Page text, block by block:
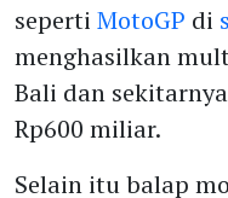
seperti MotoGP di
menghasilkan
Bali dan
Rp600 miliar.
Selain itu balap